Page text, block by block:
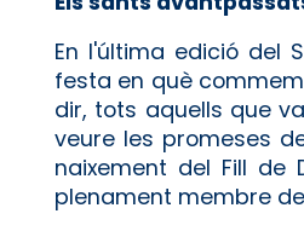
En l'última edició del
festa en què
dir, tots aquells que
veure les promeses
naixement del Fill
plenament membre